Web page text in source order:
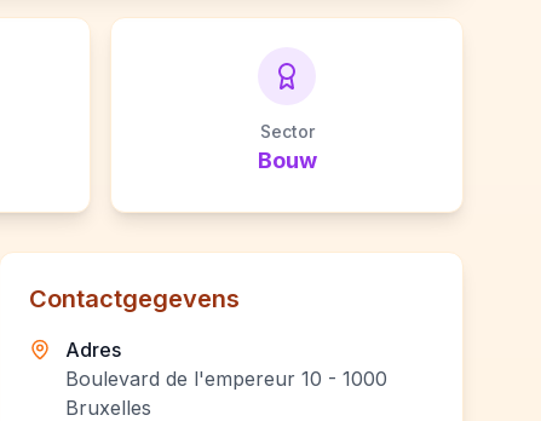
Sector
Bouw
Contactgegevens
Adres
Boulevard de l'empereur 10 - 1000
Bruxelles